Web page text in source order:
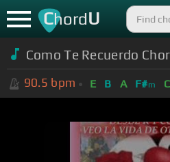
ChordU
Como Te Recuerdo
90.5 bpm E B A F#m